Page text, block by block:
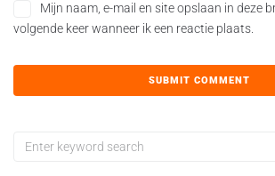
Mijn naam, e-mail en site opslaan in deze
volgende keer wanneer ik een reactie plaats.